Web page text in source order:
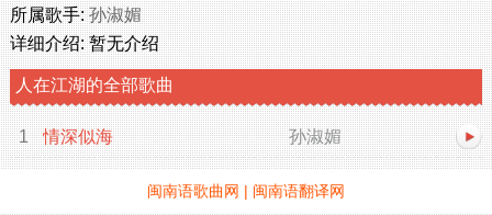
所属歌手: 孙淑媚
详细介绍: 暂无介绍
人在江湖的全部歌曲
1 情深似海 孙淑媚
闽南语歌曲网 | 闽南语翻译网